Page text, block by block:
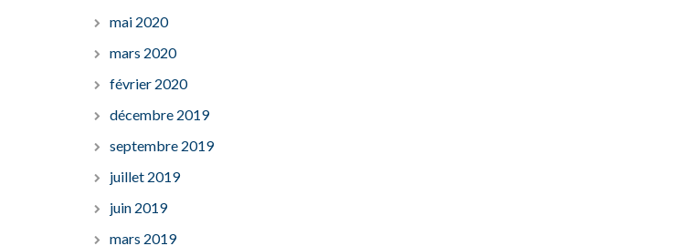
mai 2020
mars 2020
février 2020
décembre 2019
septembre 2019
juillet 2019
juin 2019
mars 2019